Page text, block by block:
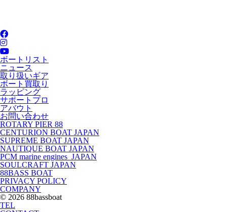
ボートリスト
ニュース
取り扱いギア
ボート買取り
ラッピング
サポートプロ
アバウト
お問い合わせ
ROTARY PIER 88
CENTURION BOAT JAPAN
SUPREME BOAT JAPAN
NAUTIQUE BOAT JAPAN
PCM marine engines JAPAN
SOULCRAFT JAPAN
88BASS BOAT
PRIVACY POLICY
COMPANY
© 2026 88bassboat
TEL